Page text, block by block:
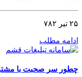
۲۵ تیر ۷۸۲
ادامه مطلب
چطور سر صحبت با